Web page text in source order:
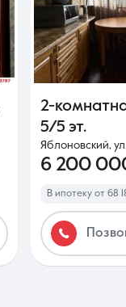
2-
5/5 эт.
Яблоновский,
6 200
В ипотеку от 68